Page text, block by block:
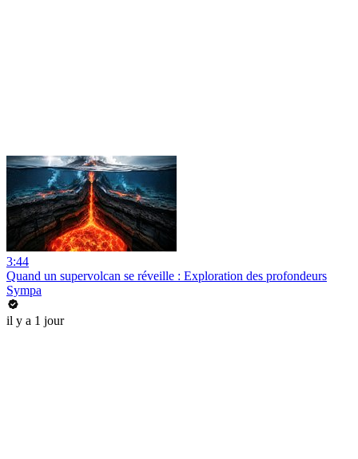
3:44
Quand un supervolcan se réveille : Exploration des profondeurs
Sympa
il y a 1 jour